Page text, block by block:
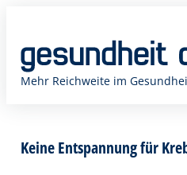
springen
Mehr Reichweite im
Keine Entspannung für